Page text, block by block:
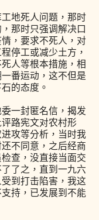
地死人问题，那时
那时只强调解决口
，要求不死人，对
停工或减少土方，
人等根本措施，相
番运动，这不但是
的态度。
一封匿名信，揭发
路宪文对农村形
攻等分析，当时我
不同意，之后经商
查，没直接当面交
了之，直到一九六
到打击陷害，我这
持，已发展到不能